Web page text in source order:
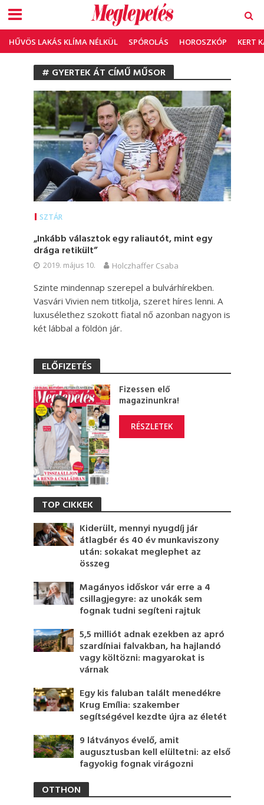
HŰVÖS LAKÁS KLÍMA NÉLKÜL SPÓROLÁS HOROSZKÓP KERT
# GYERTEK ÁT CÍMŰ MŰSOR
SZTÁR
„Inkább választok egy raliautót, mint egy
drága retikült”
2019. május 10. Holczhaffer Csaba
Szinte mindennap szerepel a bulvárhírekben.
Vasvári Vivien nem titkolja, szeret híres lenni. A
luxusélethez szokott fiatal nő azonban nagyon is
két lábbal a földön jár.
ELŐFIZETÉS
Fizessen elő
magazinunkra!
RÉSZLETEK
TOP CIKKEK
Kiderült, mennyi nyugdíj jár
átlagbér és 40 év munkaviszony
után: sokakat meglephet az
összeg
Magányos időskor vár erre a 4
csillagjegyre: az unokák sem
fognak tudni segíteni rajtuk
5,5 milliót adnak ezekben az apró
szardíniai falvakban, ha hajlandó
vagy költözni: magyarokat is
várnak
Egy kis faluban talált menedékre
Krug Emília: szakember
segítségével kezdte újra az életét
9 látványos évelő, amit
augusztusban kell elültetni: az első
fagyokig fognak virágozni
OTTHON